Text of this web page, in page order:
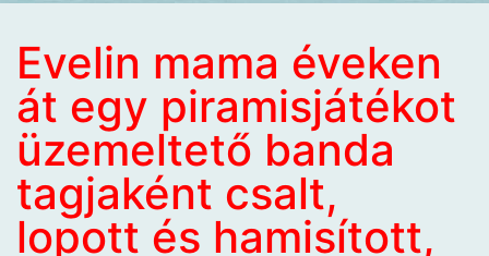
Evelin mama éveken
át egy piramisjátékot
üzemeltető banda
tagjaként csalt,
lopott és hamisított,